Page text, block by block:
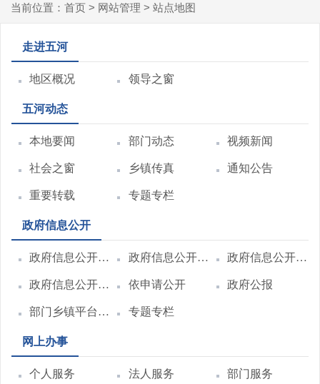
当前位置： 首页 > 网站管理 > 站点地图
走进五河
地区概况 领导之窗
五河动态
本地要闻 部门动态 视频新闻
社会之窗 乡镇传真 通知公告
重要转载 专题专栏
政府信息公开
政府信息公开指南 政府信息公开制度 政府信息公开目录
政府信息公开年报 依申请公开 政府公报
部门乡镇平台链接 专题专栏
网上办事
个人服务 法人服务 部门服务